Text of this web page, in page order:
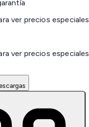
ver precios especiales
ver precios especiales